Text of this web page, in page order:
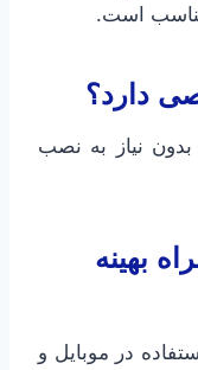
است.
دارد؟
نیاز به نصب
بهینه
در موبایل و